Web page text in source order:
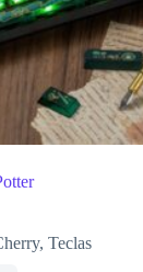
, Teclas